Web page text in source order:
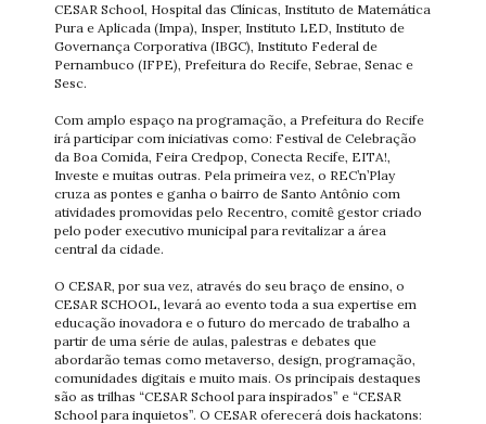
CESAR School, Hospital das Clínicas, Instituto de Matemática
Pura e Aplicada (Impa), Insper, Instituto LED, Instituto de
Governança Corporativa (IBGC), Instituto Federal de
Pernambuco (IFPE), Prefeitura do Recife, Sebrae, Senac e
Sesc.
Com amplo espaço na programação, a Prefeitura do Recife
irá participar com iniciativas como: Festival de Celebração
da Boa Comida, Feira Credpop, Conecta Recife, EITA!,
Investe e muitas outras. Pela primeira vez, o REC’n’Play
cruza as pontes e ganha o bairro de Santo Antônio com
atividades promovidas pelo Recentro, comitê gestor criado
pelo poder executivo municipal para revitalizar a área
central da cidade.
O CESAR, por sua vez, através do seu braço de ensino, o
CESAR SCHOOL, levará ao evento toda a sua expertise em
educação inovadora e o futuro do mercado de trabalho a
partir de uma série de aulas, palestras e debates que
abordarão temas como metaverso, design, programação,
comunidades digitais e muito mais. Os principais destaques
são as trilhas “CESAR School para inspirados” e “CESAR
School para inquietos”. O CESAR oferecerá dois hackatons: